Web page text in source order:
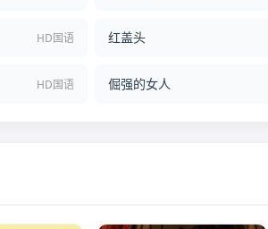
HD国语 红盖头
HD国语 倔强的女人